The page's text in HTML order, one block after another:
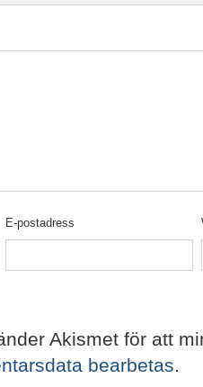
E-postadress
Akismet för att
bearbetas.